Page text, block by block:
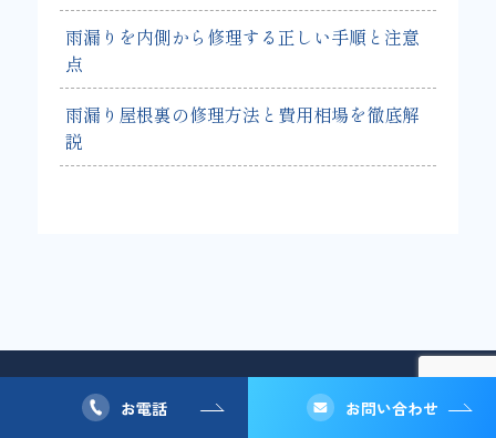
お電話 お問い合わせ
雨漏りを内側から修理する正しい手順と注意
点
雨漏り屋根裏の修理方法と費用相場を徹底解
説